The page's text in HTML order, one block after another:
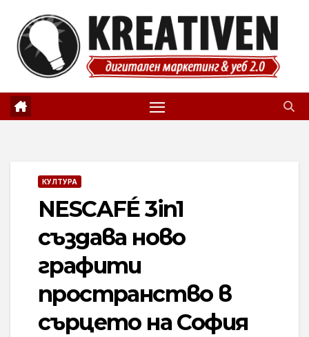
content
КУЛТУРА
NESCAFÉ 3in1
създава ново
графити
пространство в
сърцето на София